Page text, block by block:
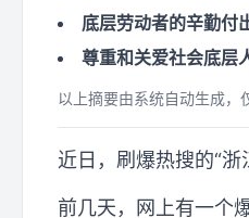
底层劳动者的辛勤付
尊重和关爱社会底层
以上摘要由系统自动生成，
近日，刷爆热搜的“浙
前几天，网上有一个